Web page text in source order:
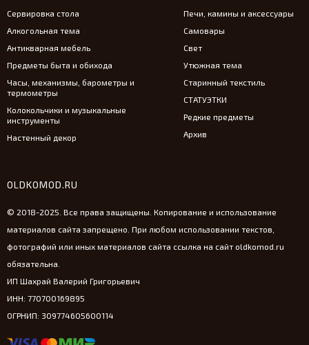
Сервировка стола
Алкогольная тема
Антикварная мебель
Предметы быта и обихода
Часы, механизмы, барометры и
термометры
Колокольчики и музыкальные
инструменты
Настенный декор
Печи, камины и аксессуары
Самовары
Свет
Утюжная тема
Старинный текстиль
СТАТУЭТКИ
Редкие предметы
Архив
OLDKOMOD.RU
© 2018-2025. Все права защищены. Копирование и использование
материалов сайта запрещено. При любом использовании текстов,
фотографий или иных материалов сайта ссылка на сайт oldkomod.ru
обязательна.
ИП Шахрай Валерий Григорьевич
ИНН: 770700169895
ОГРНИП: 309774605600114